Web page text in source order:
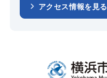
アクセス情報を見る